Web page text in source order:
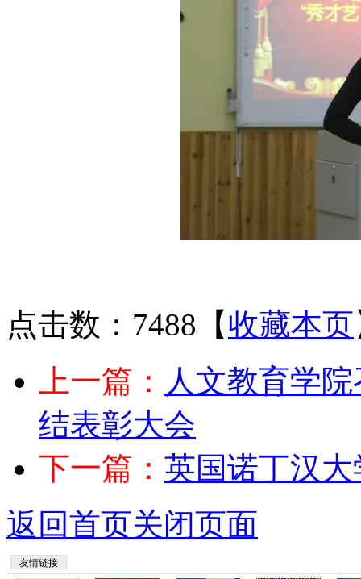
点击数：7488 【收藏本页
上一篇： 人文教育学
结表彰大会
下一篇： 英国诺丁汉
返回首页关闭页面
友情链接